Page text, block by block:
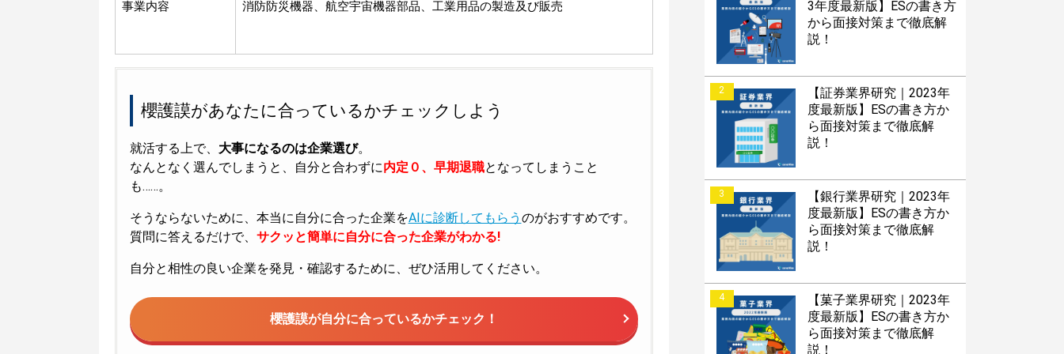
事業内容 消防防災機器、航空宇宙機器部品、工業用品の製造及び販売
櫻護謨があなたに合っているかチェックしよう
就活する上で、 大事になるのは企業選び。
なんとなく選んでしまうと、自分と合わずに内定０、早期退職となってしまうこと
も……。
そうならないために、本当に自分に合った企業をAIに診断してもらう のがおすすめです。
質問に答えるだけで、 サクッと簡単に自分に合った企業がわかる!
自分と相性の良い企業を発見・確認するために、ぜひ活用してください。
櫻護謨が自分に合っているかチェック！
3年度最新版】ESの書き方
から面接対策まで徹底解
説！
2
【証券業界研究｜2023年
度最新版】ESの書き方か
ら面接対策まで徹底解
説！
3
【銀行業界研究｜2023年
度最新版】ESの書き方か
ら面接対策まで徹底解
説！
4
【菓子業界研究｜2023年
度最新版】ESの書き方か
ら面接対策まで徹底解
説！